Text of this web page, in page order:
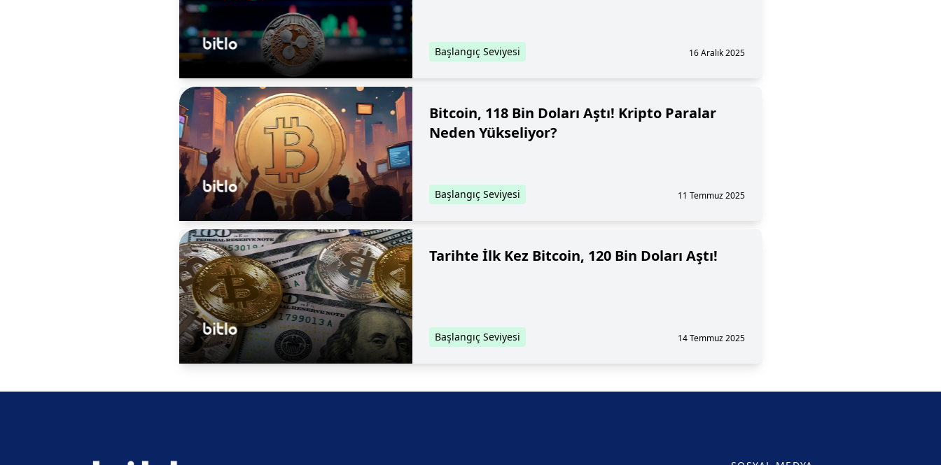
Başlangıç Seviyesi 16 Aralık 2025
Bitcoin, 118 Bin Doları Aştı! Kripto Paralar
Neden Yükseliyor?
Başlangıç Seviyesi 11 Temmuz 2025
Tarihte İlk Kez Bitcoin, 120 Bin Doları Aştı!
Başlangıç Seviyesi 14 Temmuz 2025